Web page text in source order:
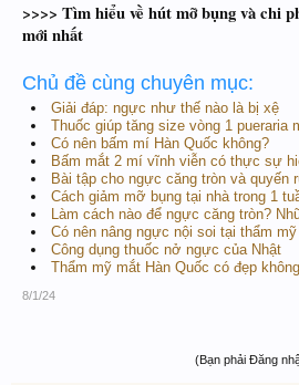
>>>> Tìm hiểu về hút mỡ bụng và chi
mới nhất
Chủ đề cùng chuyên mục:
Giải đáp: ngực như thế nào là bị xệ
Thuốc giúp tăng size vòng 1 pueraria
Có nên bấm mí Hàn Quốc không?
Bấm mắt 2 mí vĩnh viễn có thực sự
Bài tập cho ngực căng tròn và quyến
Cách giảm mỡ bụng tại nhà trong 1
Làm cách nào để ngực căng tròn?
Có nên nâng ngực nội soi tại thẩm
Công dụng thuốc nở ngực của Nhật
Thẩm mỹ mắt Hàn Quốc có đẹp
8/1/24
(Bạn phải Đăng